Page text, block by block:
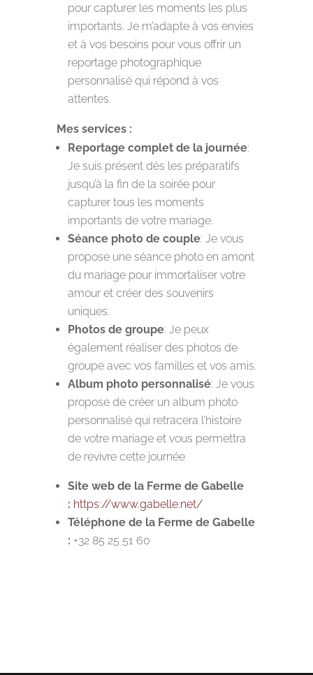
pour capturer les moments les plus
importants. Je m’adapte à vos envies
et à vos besoins pour vous offrir un
reportage photographique
personnalisé qui répond à vos
attentes.
Mes services :
Reportage complet de la journée:
Je suis présent dès les préparatifs
jusqu’à la fin de la soirée pour
capturer tous les moments
importants de votre mariage.
Séance photo de couple: Je vous
propose une séance photo en amont
du mariage pour immortaliser votre
amour et créer des souvenirs
uniques.
Photos de groupe: Je peux
également réaliser des photos de
groupe avec vos familles et vos amis.
Album photo personnalisé: Je vous
propose de créer un album photo
personnalisé qui retracera l’histoire
de votre mariage et vous permettra
de revivre cette journée
Site web de la Ferme de Gabelle
: https://www.gabelle.net/
Téléphone de la Ferme de Gabelle
: +32 85 25 51 60